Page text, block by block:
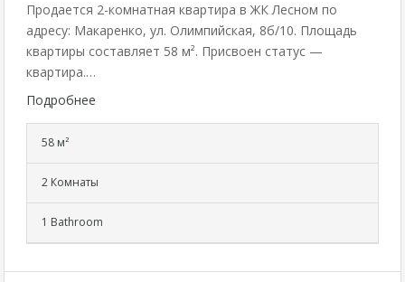
Продается 2-комнатная квартира в ЖК Лесном по
адресу: Макаренко, ул. Олимпийская, 8б/10. Площадь
квартиры составляет 58 м². Присвоен статус —
квартира.…
Подробнее
58 м²
2 Комнаты
1 Bathroom